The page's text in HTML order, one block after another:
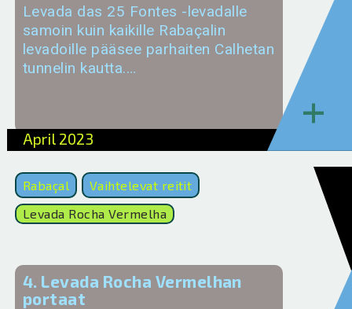
Levada das 25 Fontes -levadalle
samoin kuin kaikille Rabaçalin
levadoille pääsee parhaiten Calhetan
tunnelin kautta.…
April 2023
+
Rabaçal
Vaihtelevat reitit
Levada Rocha Vermelha
4. Levada Rocha Vermelhan
portaat